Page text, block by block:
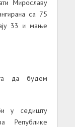
Мирославу
са 75
33 и мање
да будем
у седишту
Републике